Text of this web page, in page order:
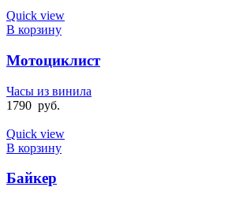
Quick view
В корзину
Мотоциклист
Часы из винила
1790 руб.
Quick view
В корзину
Байкер